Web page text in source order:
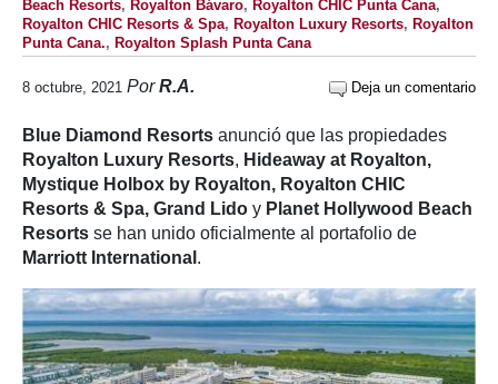
Beach Resorts, Royalton Bávaro, Royalton CHIC Punta Cana,
Royalton CHIC Resorts & Spa, Royalton Luxury Resorts, Royalton
Punta Cana., Royalton Splash Punta Cana
8 octubre, 2021 PorR.A. Deja un comentario
Blue Diamond Resorts anunció que las propiedades
Royalton Luxury Resorts, Hideaway at Royalton,
Mystique Holbox by Royalton, Royalton CHIC
Resorts & Spa, Grand Lido y Planet Hollywood Beach
Resorts se han unido oficialmente al portafolio de
Marriott International .